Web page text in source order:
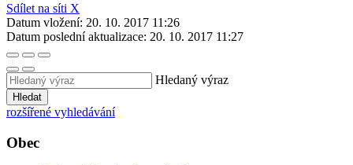
Sdílet na síti X
Datum vložení: 20. 10. 2017 11:26
Datum poslední aktualizace: 20. 10. 2017 11:27
Hledaný výraz
Hledat
rozšířené vyhledávání
Obec